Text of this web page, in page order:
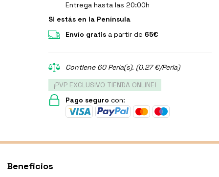
Entrega hasta las 20:00h
Si estás en la Península
Envío gratis a partir de 65€
Contiene 60 Perla(s). (0.27 €/Perla)
¡PVP EXCLUSIVO TIENDA ONLINE!
Pago seguro con:
Beneficios